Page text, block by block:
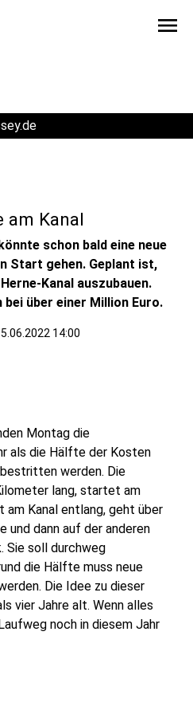
menu
am Kanal
schon bald eine neue
Start gehen. Geplant ist,
Kanal auszubauen.
über einer Million Euro.
14:00
Montag die
als die Hälfte der Kosten
werden. Die
lang, startet am
am Kanal entlang, geht über
und dann auf der anderen
Sie soll durchweg
die Hälfte muss neue
Die Idee zu dieser
vier Jahre alt. Wenn alles
noch in diesem Jahr